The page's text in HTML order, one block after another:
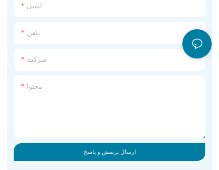
ایمیل
تلفن
شرکت
محتوا
ارسال پرسش و پاسخ